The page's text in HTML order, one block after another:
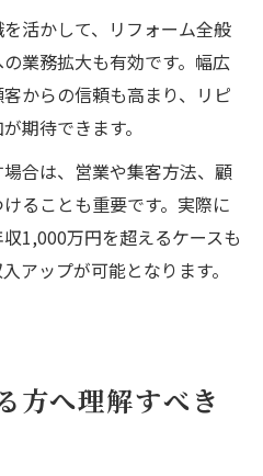
活かして、リフォーム全般
業務拡大も有効です。幅広
からの信頼も高まり、リピ
期待できます。
合は、営業や集客方法、顧
ることも重要です。実際に
1,000万円を超えるケースも
アップが可能となります。
方へ理解すべき